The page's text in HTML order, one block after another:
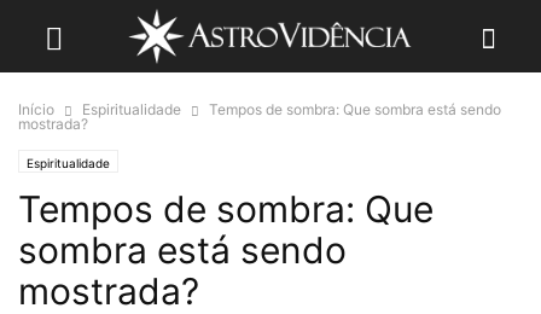
Início Espiritualidade
Tempos de sombra: Que sombra está sendo
mostrada?
Espiritualidade
Tempos de sombra: Que
sombra está sendo
mostrada?